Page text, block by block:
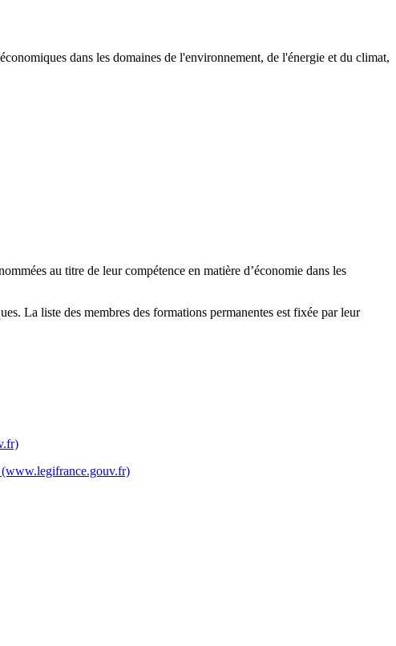
dans les domaines de l'environnement, de l'énergie et du climat,
au titre de leur compétence en matière d’économie dans les
La liste des membres des formations permanentes est fixée par leur
(www.legifrance.gouv.fr)